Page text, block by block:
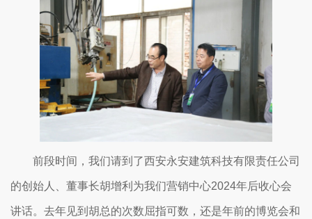
前段时间，我们请到了西安永安建筑科技有限责任公司
的创始人、董事长胡增利为我们营销中心2024年后收心会
讲话。去年见到胡总的次数屈指可数，还是年前的博览会和